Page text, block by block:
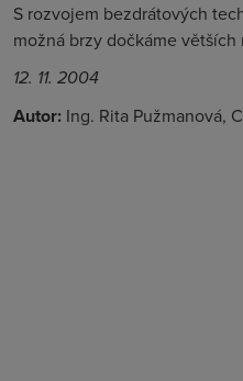
S rozvojem bezdrátových
možná brzy dočkáme
12. 11. 2004
Autor: Ing. Rita Pužmanová,